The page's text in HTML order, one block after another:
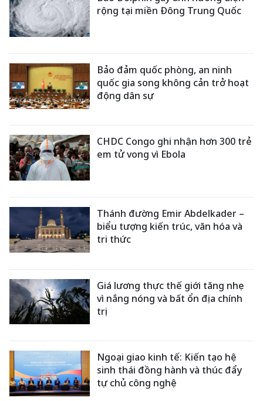
rộng tại miền Đông Trung Quốc
Bảo đảm quốc phòng, an ninh
quốc gia song không cản trở hoạt
động dân sự
CHDC Congo ghi nhận hơn 300 trẻ
em tử vong vì Ebola
Thánh đường Emir Abdelkader –
biểu tượng kiến trúc, văn hóa và
tri thức
Giá lương thực thế giới tăng nhẹ
vì nắng nóng và bất ổn địa chính
trị
Ngoại giao kinh tế: Kiến tạo hệ
sinh thái đồng hành và thúc đẩy
tự chủ công nghệ